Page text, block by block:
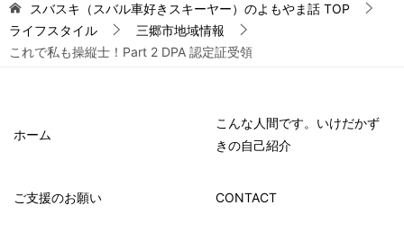
スバスキ（スバル車好きスキーヤー）のよもやま話 TOP
ライフスタイル
三郷市地域情報
これで私も操縦士！Part 2 DPA 認定証受領
ホーム
こんな人間です。いけだかず
きの自己紹介
ご支援のお願い CONTACT